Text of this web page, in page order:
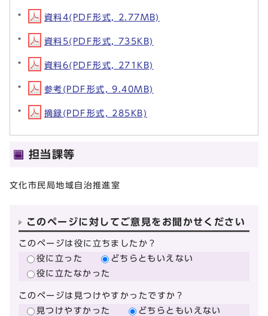
資料4(PDF形式, 2.77MB)
資料5(PDF形式, 735KB)
資料6(PDF形式, 271KB)
参考(PDF形式, 9.40MB)
摘録(PDF形式, 285KB)
担当課等
文化市民局地域自治推進室
このページに対してご意見をお聞かせください
このページは役に立ちましたか？
役に立った
どちらともいえない
役に立たなかった
このページは見つけやすかったですか？
見つけやすかった
どちらともいえない